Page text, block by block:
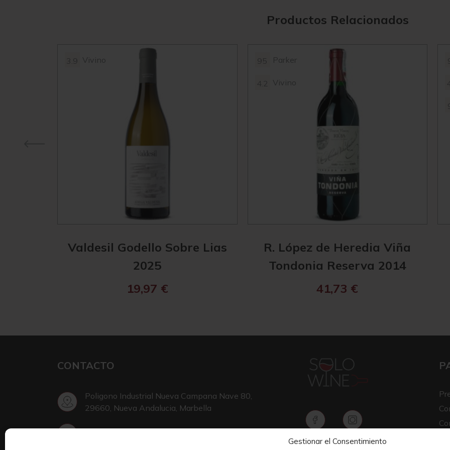
Gestionar el Consentimiento
Productos Relacionados
Vivino
Valdesil Godello Sobre Lias
2025
19,97 €
Parker
Vivino
R. López de Heredia Viña
Tondonia Reserva 2014
41,73 €
CONTACTO
Poligono Industrial Nueva Campana Nave 80,
29660, Nueva Andalucia, Marbella